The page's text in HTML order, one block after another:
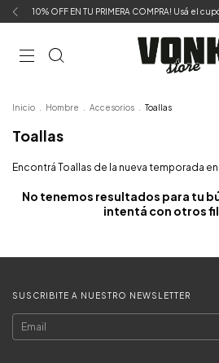
10% OFF EN TU PRIMERA COMPRA! Usá el
Inicio Hombre Accesorios Toallas
Toallas
Encontrá Toallas de la nueva temporada
No tenemos resultados para tu
intentá con otros
SUSCRIBITE A NUESTRO NEWSLETTER